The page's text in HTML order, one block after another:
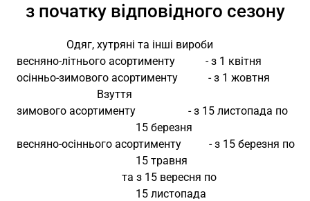
з початку відповідного сезону
                   Одяг, хутряні та інші вироби
весняно-літнього асортименту           - з 1 квітня
осінньо-зимового асортименту           - з 1 жовтня
                              Взуття
зимового асортименту                   - з 15 листопада по
                                            15 березня
весняно-осіннього асортименту          - з 15 березня по
                                            15 травня
                                       та з 15 вересня по
                                            15 листопада